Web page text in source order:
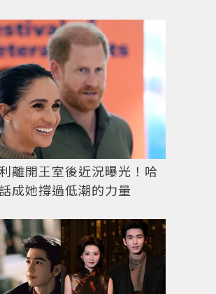
幾年前出席演員工會獎時，以大挖背
離開王室後近況曝光！哈
成她撐過低潮的力量